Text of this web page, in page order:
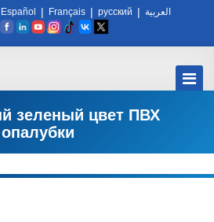
Español | Français | русский | العربية
зеленый цвет ПВХ
опалубки